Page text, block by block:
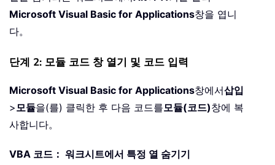
Microsoft Visual Basic for Applications창을 엽니
다。
단계 2: 모듈 코드 창 열기 및 코드 입력
Microsoft Visual Basic for Applications창에서삽입
>모듈을(를) 클릭한 후 다음 코드를모듈(코드)창에 복
사합니다。
VBA 코드： 워크시트에서 특정 열 숨기기